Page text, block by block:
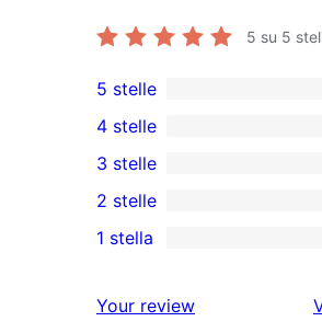
5 su 5
1
5-
recensioni
a
stelle
5 stelle
recensioni
a
4-
4 stelle
0
recensioni
a
stelle
3 stelle
recensioni
2-
2 stelle
a
1 stella
Your review